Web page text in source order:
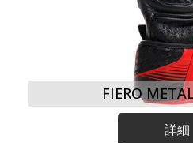
FIERO
詳細